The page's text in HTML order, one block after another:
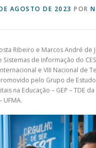
AGOSTO DE 2023 POR
Ribeiro e Marcos André de
de Informação do
e VIII Nacional de
pelo Grupo de
na Educação – GEP – TDE
UFMA.